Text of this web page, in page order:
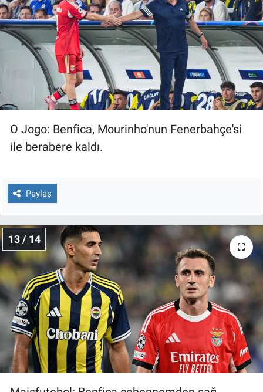
O Jogo: Benfica, Mourinho'nun Fenerbahçe'si
ile berabere kaldı.
Paylaş
13 / 14